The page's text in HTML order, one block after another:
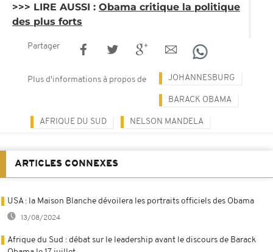
>>> LIRE AUSSI : Obama critique la politique
des plus forts
Partager
Plus d'informations à propos de JOHANNESBURG
BARACK OBAMA
AFRIQUE DU SUD NELSON MANDELA
ARTICLES CONNEXES
USA : la Maison Blanche dévoilera les portraits officiels des Obama
13/08/2024
Afrique du Sud : débat sur le leadership avant le discours de Barack